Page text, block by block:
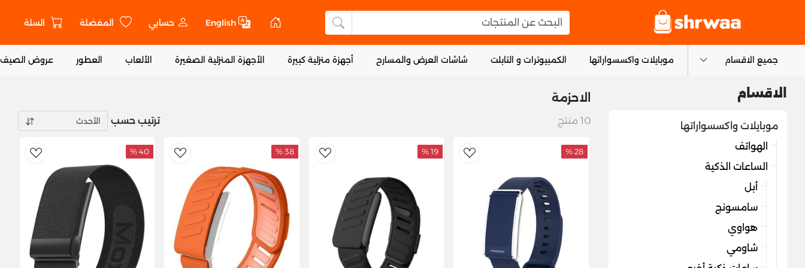
البحث عن المنتجات
البحث عن المنتجات
English حسابي المفضلة السلة
جميع الاقسام موبايلات واكسسواراتها الكمبيوترات و التابلت شاشات العرض والمسارح أجهزة منزلية كبيرة الأجهزة المنزلية الصغيرة الألعاب العطور عروض الصيف
الاحزمة
10 منتج ترتيب حسب
AddToWishlist
28 %
AddToWishlist
19 %
AddToWishlist
38 %
40 %
الاقسام
موبايلات واكسسواراتها
الهواتف
الساعات الذكية
أبل
سامسونج
هواوي
شاومي